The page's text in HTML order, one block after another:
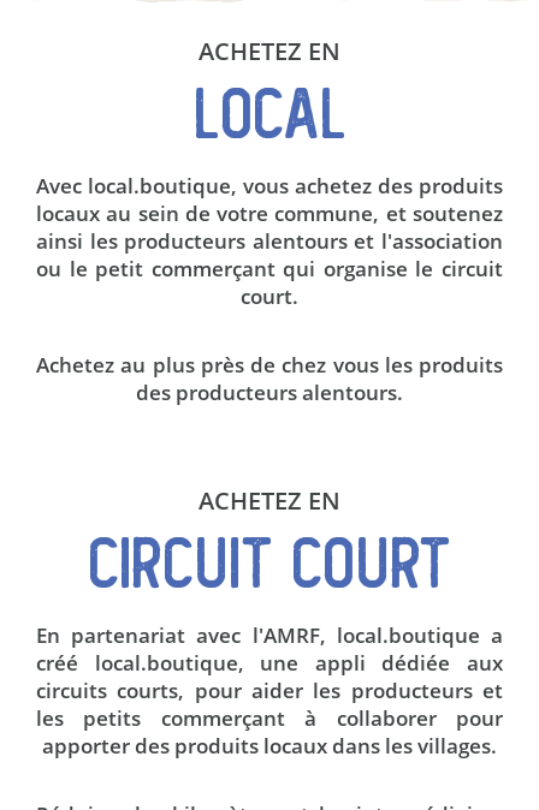
ACHETEZ EN
LOCAL
Avec local.boutique, vous achetez des produits
locaux au sein de votre commune, et soutenez
ainsi les producteurs alentours et l'association
ou le petit commerçant qui organise le circuit
court.
Achetez au plus près de chez vous les produits
des producteurs alentours.
ACHETEZ EN
CIRCUIT COURT
En partenariat avec l'AMRF, local.boutique a
créé local.boutique, une appli dédiée aux
circuits courts, pour aider les producteurs et
les petits commerçant à collaborer pour
apporter des produits locaux dans les villages.